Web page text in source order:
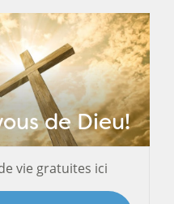
de Dieu!
vie gratuites ici